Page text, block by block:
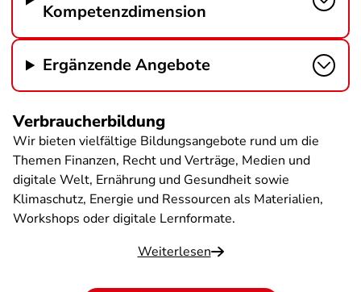
Kompetenzdimension
Ergänzende Angebote
Verbraucherbildung
Wir bieten vielfältige Bildungsangebote rund um die
Themen Finanzen, Recht und Verträge, Medien und
digitale Welt, Ernährung und Gesundheit sowie
Klimaschutz, Energie und Ressourcen als Materialien,
Workshops oder digitale Lernformate.
Weiterlesen